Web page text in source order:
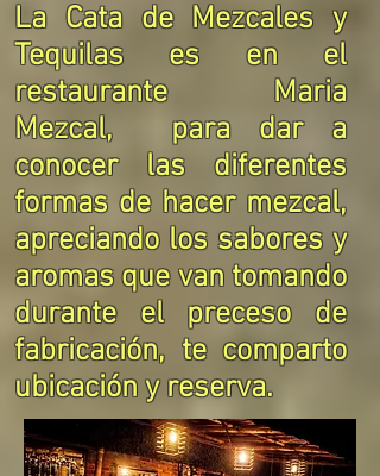
La Cata de Mezcales y
Tequilas es en el
restaurante Maria
Mezcal, para dar a
conocer las diferentes
formas de hacer mezcal,
apreciando los sabores y
aromas que van tomando
durante el preceso de
fabricación, te comparto
ubicación y reserva.